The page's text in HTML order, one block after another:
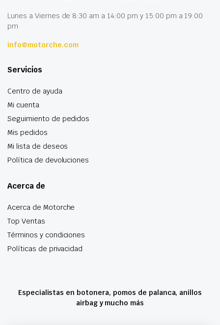
Lunes a Viernes de 8:30 am a 14:00 pm y 15:00 pm a 19:00
pm
info@motorche.com
Servicios
Centro de ayuda
Mi cuenta
Seguimiento de pedidos
Mis pedidos
Mi lista de deseos
Política de devoluciones
Acerca de
Acerca de Motorche
Top Ventas
Términos y condiciones
Políticas de privacidad
Especialistas en botonera, pomos de palanca, anillos
airbag y mucho más